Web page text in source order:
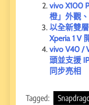
vivo X100
橙」外觀
以全新雙
Xperia 1 V
vivo V40 /
頭並支援
同步亮相
Tagged: